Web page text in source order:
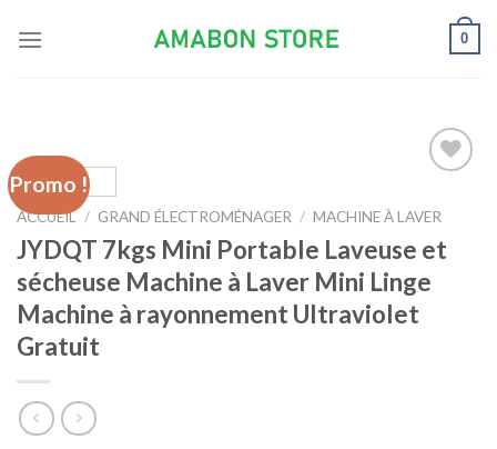
0
Promo !
à la liste
ACCUEIL / GRAND ÉLECTROMÉNAGER / MACHINE À LAVER
JYDQT 7kgs Mini Portable Laveuse et
sécheuse Machine à Laver Mini Linge
Machine à rayonnement Ultraviolet
Gratuit